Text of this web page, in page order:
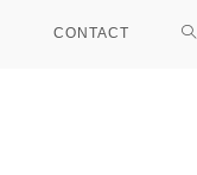
CONTACT